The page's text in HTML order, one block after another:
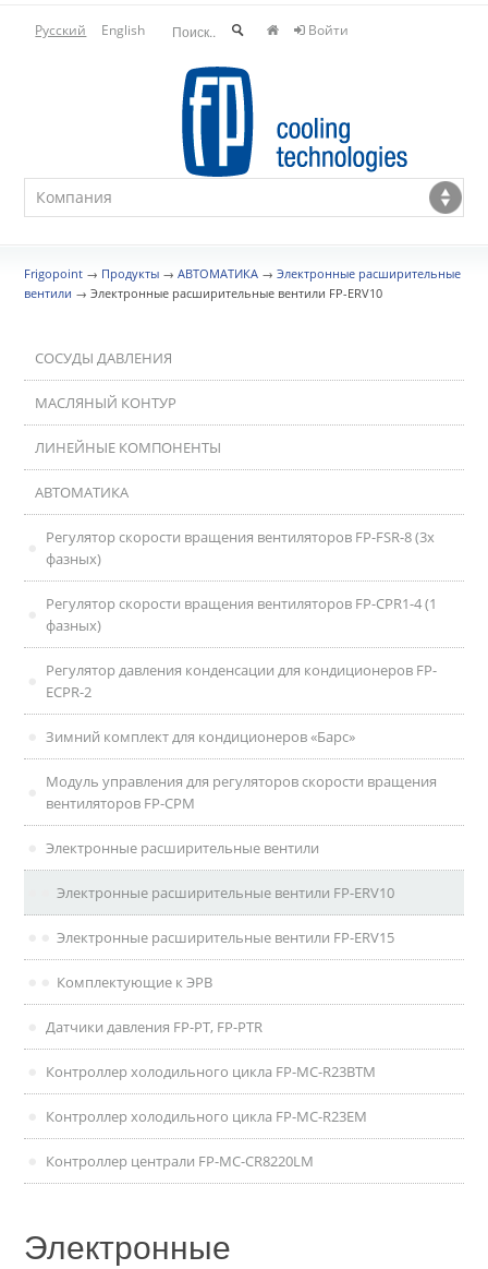
Русский English Войти
Frigopoint → Продукты →АВТОМАТИКА →Электронные расширительные
вентили →Электронные расширительные вентили FP-ERV10
СОСУДЫ ДАВЛЕНИЯ
МАСЛЯНЫЙ КОНТУР
ЛИНЕЙНЫЕ КОМПОНЕНТЫ
АВТОМАТИКА
Регулятор скорости вращения вентиляторов FP-FSR-8 (3х
фазных)
Регулятор скорости вращения вентиляторов FP-CPR1-4 (1
фазных)
Регулятор давления конденсации для кондиционеров FP-
ECPR-2
Зимний комплект для кондиционеров «Барс»
Модуль управления для регуляторов скорости вращения
вентиляторов FP-CPM
Электронные расширительные вентили
Электронные расширительные вентили FP-ERV10
Электронные расширительные вентили FP-ERV15
Комплектующие к ЭРВ
Датчики давления FP-PT, FP-PTR
Контроллер холодильного цикла FP-MC-R23BTM
Контроллер холодильного цикла FP-MC-R23EM
Контроллер централи FP-MC-CR8220LM
Электронные